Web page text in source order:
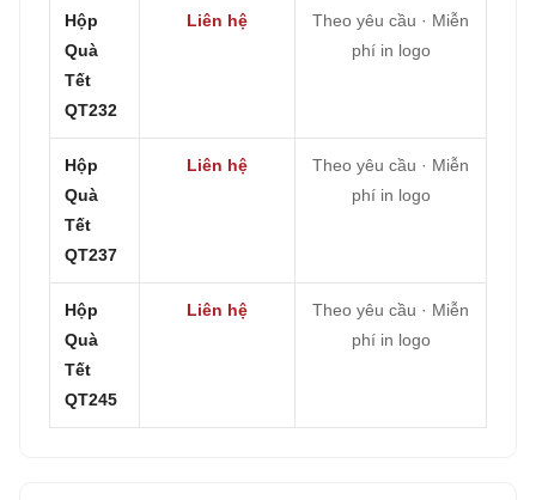
Hộp
Quà
Tết
QT232
Liên hệ
Theo yêu cầu · Miễn
phí in logo
Hộp
Quà
Tết
QT237
Liên hệ
Theo yêu cầu · Miễn
phí in logo
Hộp
Quà
Tết
QT245
Liên hệ
Theo yêu cầu · Miễn
phí in logo